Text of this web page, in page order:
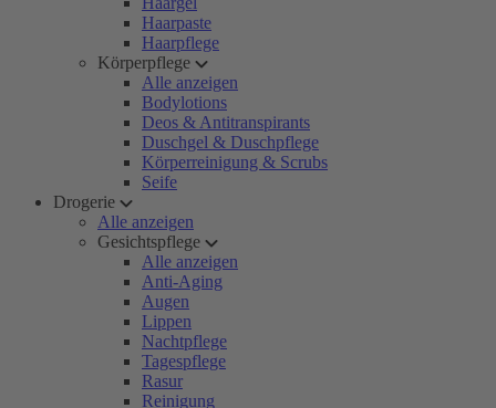
Haarpaste
Haarpflege
Körperpflege
Alle anzeigen
Bodylotions
Deos & Antitranspirants
Duschgel & Duschpflege
Körperreinigung & Scrubs
Seife
Drogerie
Alle anzeigen
Gesichtspflege
Alle anzeigen
Anti-Aging
Augen
Lippen
Nachtpflege
Tagespflege
Rasur
Reinigung